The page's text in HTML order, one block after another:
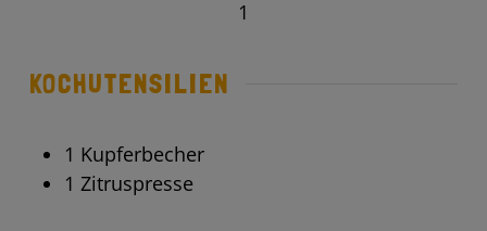
1
KOCHUTENSILIEN
1 Kupferbecher
1 Zitruspresse